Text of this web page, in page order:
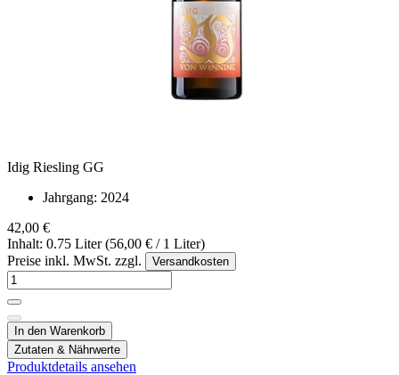
Idig Riesling GG
Jahrgang: 2024
42,00 €
Inhalt: 0.75 Liter (56,00 € / 1 Liter)
Preise inkl. MwSt. zzgl.
Versandkosten
In den Warenkorb
Zutaten & Nährwerte
Produktdetails ansehen